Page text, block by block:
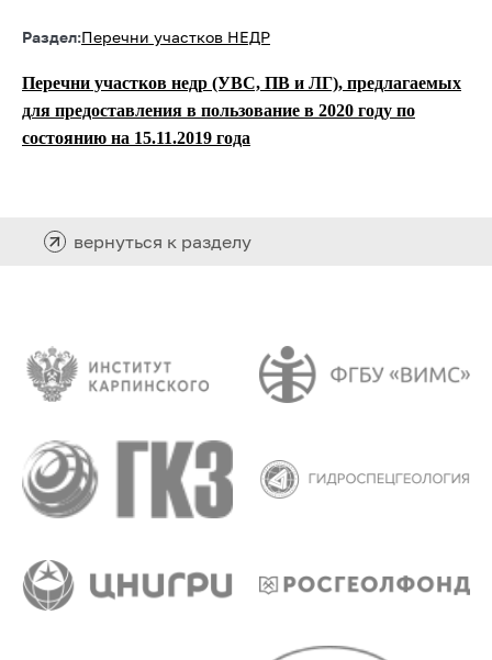
Раздел:Перечни участков НЕДР
Перечни участков недр (УВС, ПВ и ЛГ), предлагаемых
для предоставления в пользование в 2020 году по
состоянию на 15.11.2019 года
вернуться к разделу